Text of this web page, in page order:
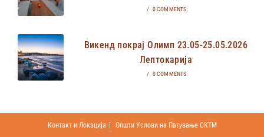
/ 0 COMMENTS
Викенд покрај Олимп 23.05-25.05.2026
Лептокарија
/ 0 COMMENTS
Контакт и Локација Општи Услови на Патување СКТМ